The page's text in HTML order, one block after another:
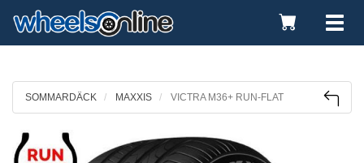
Toggle
Cart
SOMMARDÄCK MAXXIS VICTRA M36+ RUN-FLAT